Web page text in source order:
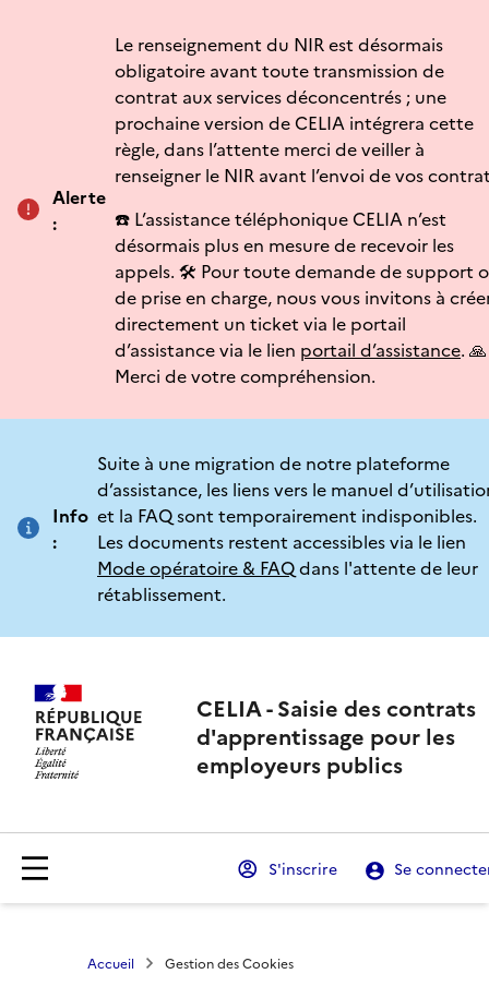
Alerte
:
Le renseignement du NIR est désormais
obligatoire avant toute transmission de
contrat aux services déconcentrés ; une
prochaine version de CELIA intégrera cette
règle, dans l’attente merci de veiller à
renseigner le NIR avant l’envoi de vos
☎️ L’assistance téléphonique CELIA n’est
désormais plus en mesure de recevoir les
appels. 🛠️ Pour toute demande de support
de prise en charge, nous vous invitons à
directement un ticket via le portail
d’assistance via le lien portail d’assistance. 🙏
Merci de votre compréhension.
Info
:
Suite à une migration de notre plateforme
d’assistance, les liens vers le manuel
et la FAQ sont temporairement indisponibles.
Les documents restent accessibles via le lien
Mode opératoire & FAQdans l'attente de leur
rétablissement.
CELIA - Saisie des contrats
d'apprentissage pour les
employeurs publics
S'inscrire Se
Accueil Gestion des Cookies